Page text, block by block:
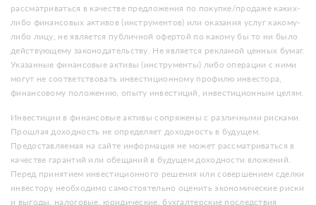
рассматриваться в качестве предложения по покупке/продаже каких-
либо финансовых активов (инструментов) или оказания услуг какому-
либо лицу, не является публичной офертой по какому бы то ни было
действующему законодательству. Не является рекламой ценных бумаг.
Указанные финансовые активы (инструменты) либо операции с ними
могут не соответствовать инвестиционному профилю инвестора,
финансовому положению, опыту инвестиций, инвестиционным целям.
Инвестиции в финансовые активы сопряжены с различными рисками.
Прошлая доходность не определяет доходность в будущем.
Предоставляемая на сайте информация не может рассматриваться в
качестве гарантий или обещаний в будущем доходности вложений.
Перед принятием инвестиционного решения или совершением сделки
инвестору необходимо самостоятельно оценить экономические риски
и выгоды, налоговые, юридические, бухгалтерские последствия